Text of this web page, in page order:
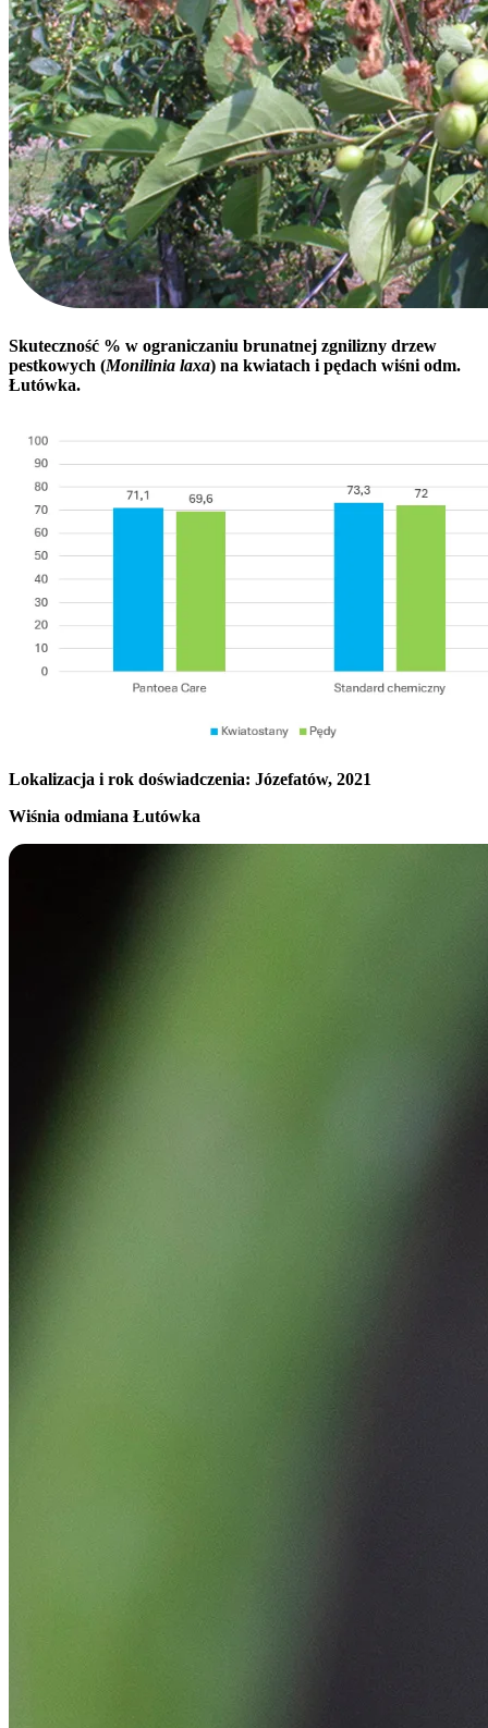
Skuteczność % w ograniczaniu brunatnej zgnilizny drzew
pestkowych (Monilinia laxa) na kwiatach i pędach wiśni odm.
Łutówka.
Lokalizacja i rok doświadczenia: Józefatów, 2021
Wiśnia odmiana Łutówka